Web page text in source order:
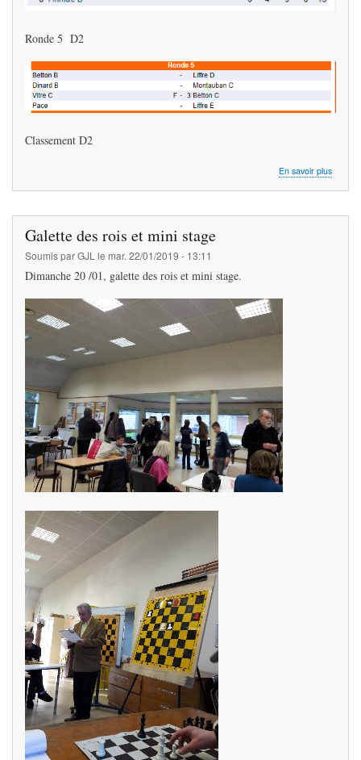
Ronde 5 D2
Classement D2
En savoir plussur
Galette des rois et mini stage
Soumis parGJLle mar. 22/01/2019 - 13:11
Dimanche 20 /01, galette des rois et mini stage.